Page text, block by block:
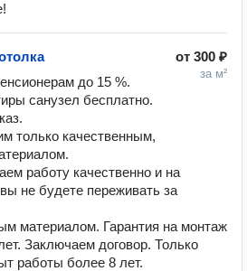
от 300 ₽
за м²
до 15 %.
санузел бесплатно.
только качественным,
работу качественно и на
не будете переживать за
материалом. Гарантия на монтаж
Заключаем договор. Только
работы более 8 лет.